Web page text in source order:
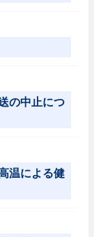
の中止につ
温による健